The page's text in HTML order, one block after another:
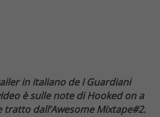
in italiano de I Guardiani
è sulle note di Hooked on a
tratto dall’Awesome Mixtape#2.